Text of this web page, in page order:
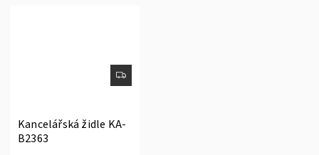
Kancelářská židle KA-
B2363